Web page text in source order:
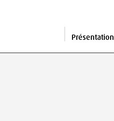
Présentation